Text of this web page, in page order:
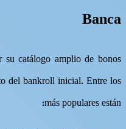
Banca
su catálogo amplio de bonos
del bankroll inicial. Entre los
más populares están: